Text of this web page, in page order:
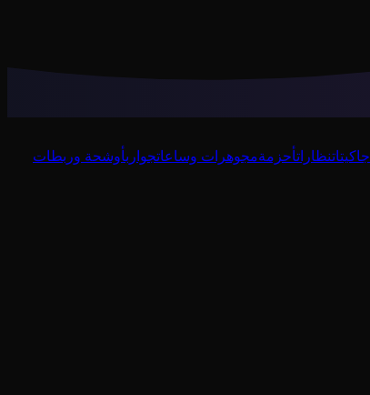
جاكيتاتنظاراتأحزمةمجوهرات وساعاتجواربأوشحة وربطات